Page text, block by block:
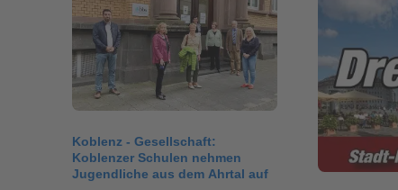
Koblenz - Gesellschaft:
Koblenzer Schulen nehmen
Jugendliche aus dem Ahrtal auf